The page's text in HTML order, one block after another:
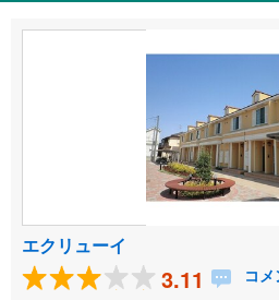
エクリューイ
3.11 コメ